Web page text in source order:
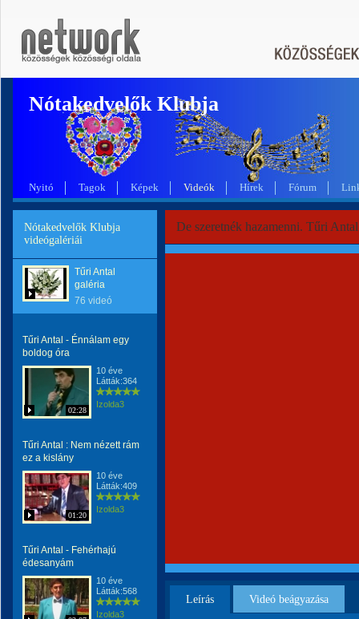
Nótakedvelők Klubja
Nyitó Tagok Képek Videók Hírek Fórum
Nótakedvelők Klubja
videógalériái
Tűri Antal
galéria
76 videó
Tűri Antal - Énnálam egy
boldog óra
02:28
10 éve
Látták:364
Izolda3
Tűri Antal : Nem nézett rám
ez a kislány
01:20
10 éve
Látták:409
Izolda3
Tűri Antal - Fehérhajú
édesanyám
10 éve
Látták:568
Izolda3
De szeretnék hazamenni. Tűri
Leírás Videó beágyazása